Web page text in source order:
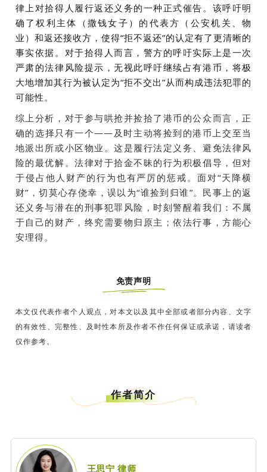
律上对拾得人履行返还义务的一种正式催告。该呼吁明
确了权利主体（撒钱女子）的代表方（公安机关、物
业）和返还接收方，使得“拒不返还”的认定有了更清晰的
事实依据。对于拾得人而言，警方的呼吁实际上是一次
严肃的法律风险提示，无视此呼吁继续占有港币，将极
大地增加其行为被认定为“拒不交出”从而构成违法犯罪的
可能性。
综上分析，对于参与哄抢并捡拾了港币的公众而言，正
确的选择只有一个——及时主动将捡到的港币上交至当
地派出所或小区物业。这是履行法定义务、避免法律风
险的最优解。法律对于拾金不昧的行为积极倡导，但对
于侵占他人财产的行为也有严厉的惩戒。面对“天降横
财”，切莫心存侥幸，误以为“谁捡到归谁”。民事上的返
还义务与潜在的刑事犯罪风险，时刻警醒着我们：不属
于自己的财产，终究需要物归原主；依法行事，方能心
安理得。
免责声明
本文仅代表作者个人观点，对本文以及其中全部或者部分内容、文字
的有效性、完整性、及时性本所及作者不作任何保证或承诺，请读者
仅作参考。
作者简介
王思宁 律师